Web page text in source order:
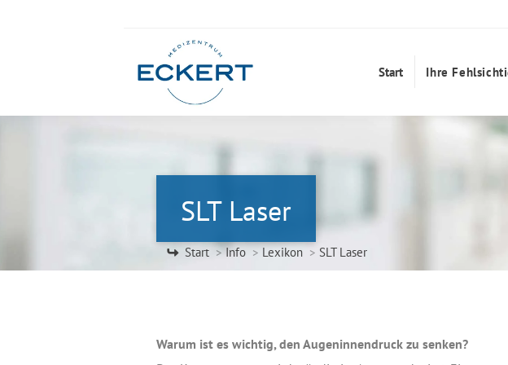
Start Ihre
SLT Laser
Sie befinden sich hier:
Start Info Lexikon SLT Laser
Warum ist es wichtig, den Augeninnendruck zu senken?